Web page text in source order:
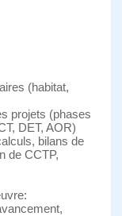
(habitat,
projets (phases
DET, AOR)
bilans de
de CCTP,